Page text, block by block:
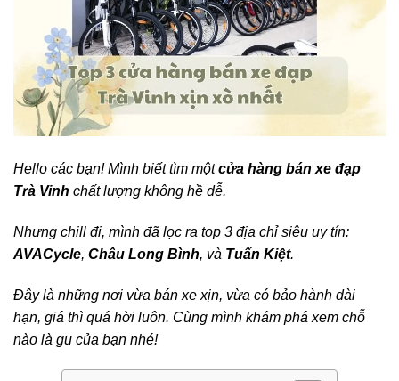
Hello các bạn! Mình biết tìm mộtcửa hàng bán xe đạp
Trà Vinh chất lượng không hề dễ.
Nhưng chill đi, mình đã lọc ra top 3 địa chỉ siêu uy tín:
AVACycle, Châu Long Bình, và Tuấn Kiệt.
Đây là những nơi vừa bán xe xịn, vừa có bảo hành dài
hạn, giá thì quá hời luôn. Cùng mình khám phá xem chỗ
nào là gu của bạn nhé!